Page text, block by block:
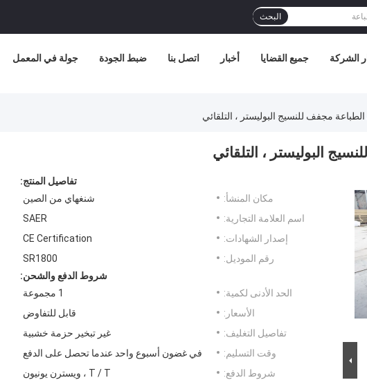
البحث
جولة في المعمل ضبط الجودة اتصل بنا أخبار جميع القضايا الشركة
تفاصيل المنتج:
مكان المنشأ:
شنغهاي من الصين
اسم العلامة التجارية:
SAER
إصدار الشهادات:
CE Certification
رقم الموديل:
SR1800
شروط الدفع والشحن:
الحد الأدنى لكمية:
1 مجموعة
الأسعار:
قابل للتفاوض
تفاصيل التغليف:
غير تبخير حزمة خشبية
وقت التسليم:
في غضون أسبوع واحد عندما تحصل على الدفع
شروط الدفع:
T / T ، ويسترن يونيون